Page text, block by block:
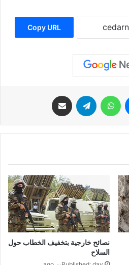
Copy URL
ماسنجر واتساب تيلقرام
نصائح خارجية بتخفيف الخطاب حول
السلاح